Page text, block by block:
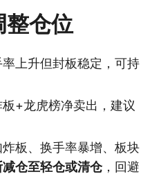
整仓位
上升但封板稳定，可持
+龙虎榜净卖出，建议
炸板、换手率暴增、板块
减仓至轻仓或清仓，回避